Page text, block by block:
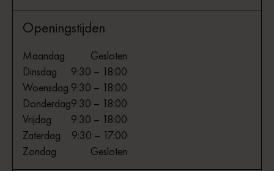
Openingstijden
Maandag
Gesloten
Dinsdag
9:30 – 18:00
Woensdag 9:30 – 18:00
Donderdag9:30 – 18:00
Vrijdag
9:30 – 18:00
Zaterdag
9:30 – 17:00
Zondag
Gesloten